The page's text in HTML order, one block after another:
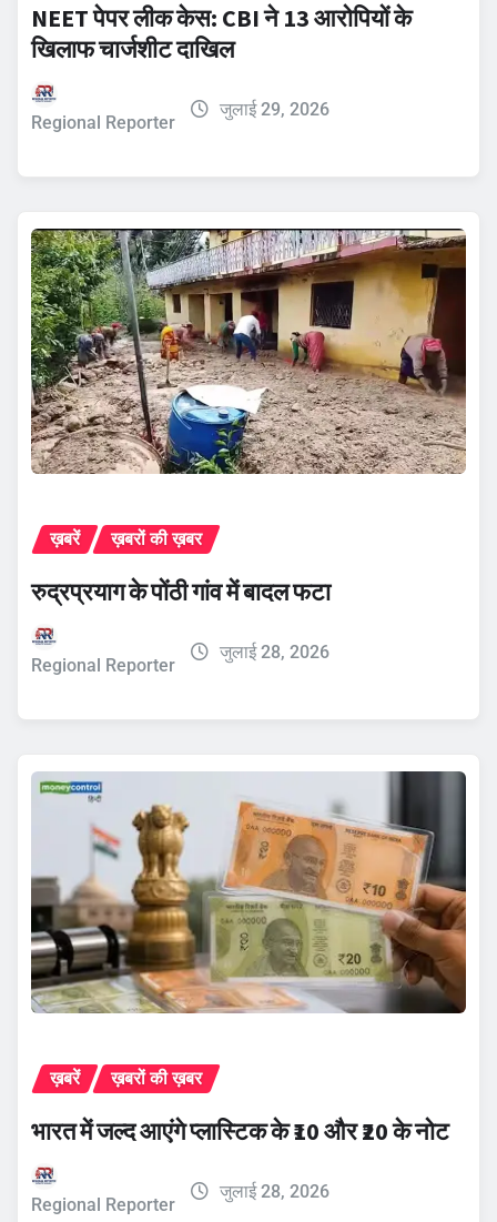
NEET पेपर लीक केस: CBI ने 13 आरोपियों के
खिलाफ चार्जशीट दाखिल
Regional Reporter
जुलाई 29, 2026
ख़बरें ख़बरों की ख़बर
रुद्रप्रयाग के पोंठी गांव में बादल फटा
Regional Reporter
जुलाई 28, 2026
ख़बरें ख़बरों की ख़बर
भारत में जल्द आएंगे प्लास्टिक के ₹10 और ₹20 के नोट
Regional Reporter
जुलाई 28, 2026